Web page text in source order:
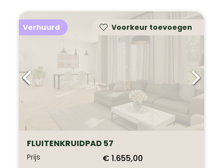
Voorkeur toevoegen
Verhuurd
FLUITENKRUIDPAD 57
Prijs € 1.655,00